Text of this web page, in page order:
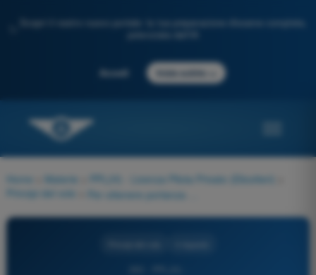
Scopri il nostro nuovo portale: la tua preparazione d'esame completa,
Accedi Inizia subito
Home Materie PPL(H) - Licenza Pilota Privato (Elicotteri)
Principi del volo